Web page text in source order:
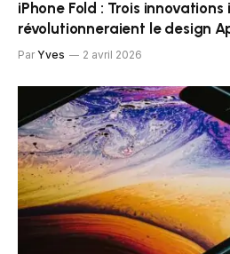
iPhone Fold : Trois
révolutionneraient le design
Par Yves 2 avril 2026